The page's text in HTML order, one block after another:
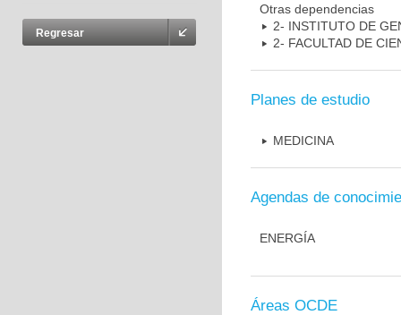
Regresar
Otras dependencias
2- INSTITUTO DE
2- FACULTAD DE
Planes de estudio
MEDICINA
Agendas de
ENERGÍA
Áreas OCDE